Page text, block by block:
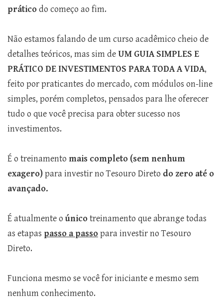
práticodo começo ao fim.
Não estamos falando de um curso acadêmico cheio de
detalhes teóricos, mas sim deUM GUIA SIMPLES E
PRÁTICO DE INVESTIMENTOS PARA TODA A VIDA,
feito por praticantes do mercado, com módulos on-line
simples, porém completos, pensados para lhe oferecer
tudo o que você precisa para obter sucesso nos
investimentos.
É o treinamento mais completo (sem nenhum
exagero)para investir no Tesouro Direto do zero até o
avançado.
É atualmente o únicotreinamento que abrange todas
as etapas passo a passopara investir no Tesouro
Direto.
Funciona mesmo se você for iniciante e mesmo sem
nenhum conhecimento.